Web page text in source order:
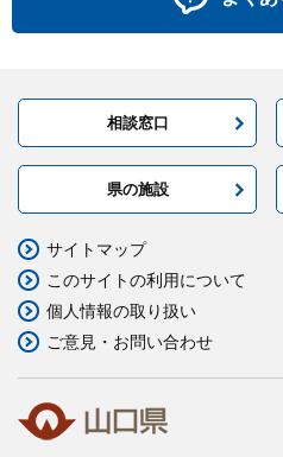
相談窓口
県の施設
サイトマップ
このサイトの利用について
個人情報の取り扱い
ご意見・お問い合わせ